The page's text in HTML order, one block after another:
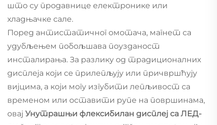
што су продавнице електронике или
хладњачке сале.
Поред антистатичног омотача, магнет са
удубљењем побољшава поузданост
инсталирања. За разлику од традиционалних
дисплеја који се прилепљују или причвршћују
вијцима, а који могу изгубити лепљивост са
временом или оставити рупе на површинама,
овај Унутрашњи флексибилан дисплеј са ЛЕД-